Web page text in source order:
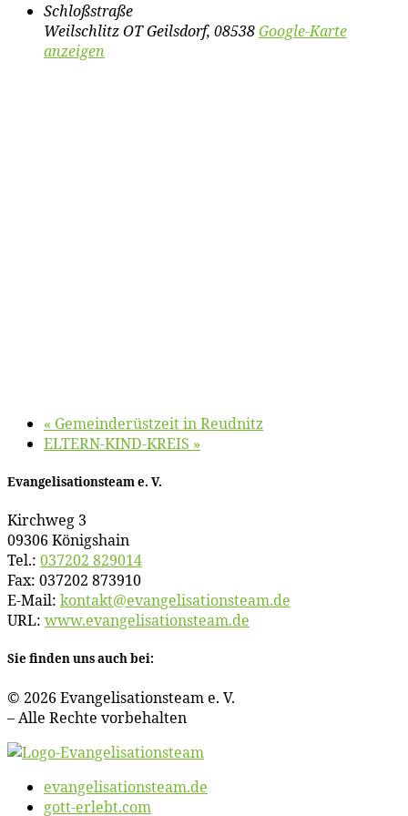
Schloßstraße
Weilschlitz OT Geilsdorf, 08538Google-Karte
anzeigen
« Ge­mein­de­rüst­zeit in Reudnitz
ELTERN-KIND-KREIS »
Evan­ge­li­sa­ti­ons­team e. V.
Kirch­weg 3
09306 Königshain
Tel.: 037202 829014
Fax: 037202 873910
E‑Mail: kontakt@​evangelisationsteam.​de
URL: www​.evan​ge​li​sa​ti​ons​team​.de
Sie fin­den uns auch bei:
© 2026 Evan­ge­li­sa­ti­ons­team e. V.
– Al­le Rech­te vorbehalten
evangelisationsteam.de
gott-erlebt.com